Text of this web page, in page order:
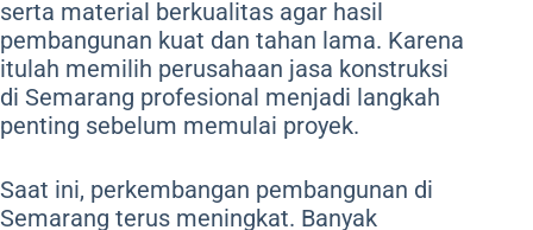
serta material berkualitas agar hasil
pembangunan kuat dan tahan lama. Karena
itulah memilih perusahaan jasa konstruksi
di Semarang profesional menjadi langkah
penting sebelum memulai proyek.
Saat ini, perkembangan pembangunan di
Semarang terus meningkat. Banyak